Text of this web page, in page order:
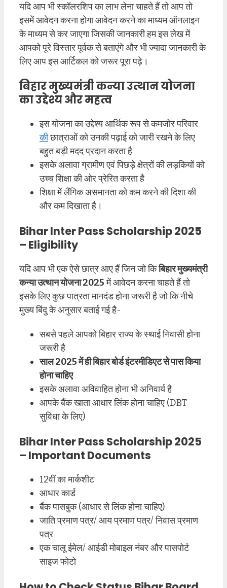
यदि आप भी स्कॉलरशिप का लाभ लेना चाहते हैं तो आप तो
इसमें आवेदन करना होगा आवेदन करने का माध्यम ऑनलाइन
के माध्यम से कर जाएगा जिसकी जानकारी हम इस लेख में
आपको पूरे विस्तार पूर्वक से बताएंगे और भी ज्यादा जानकारी के
लिए आप इस आर्टिकल को जरूर पूरा पढ़े।
बिहार मुख्यमंत्री कन्या उत्थान योजना
का उद्देश्य और महत्व
इस योजना का उद्देश्य आर्थिक रूप से कमजोर परिवार
कीछात्राओं को उनकी पढ़ाई को जारी रखने के लिए
बहुत बड़ी मदद प्रदान करता है
इसके अलावा ग्रामीण एवं पिछड़े क्षेत्रों की लड़कियों को
उच्च शिक्षा की ओर प्रेरित करता है
शिक्षा में लैंगिक असमानता को कम करने की दिशा की
और कम दिखाता है।
Bihar Inter Pass Scholarship 2025
– Eligibility
यदि आप भी एक ऐसे छात्र आए हैं जिन जो किबिहार मुख्यमंत्री
कन्या उत्थान योजना 2025में आवेदन करना चाहते हैं तो
इसके लिए कुछ पात्रता मानदंड होना जरूरी है जो कि नीचे
मुख्य बिंदु के अनुसार बताई गई है-
सबसे पहले आपको बिहार राज्य के स्थाई निवासी होना
जरूरी है
साल 2025 में ही बिहार बोर्ड इंटरमीडिएट से पास किया
होना चाहिए
इसके अलावा अविवाहित होना भी अनिवार्य है
आपके बैंक खाता आधार लिंक होना चाहिए (DBT
सुविधा के लिए)
Bihar Inter Pass Scholarship 2025
– Important Documents
12वीं का मार्कशीट
आधार कार्ड
बैंक पासबुक (आधार से लिंक होना चाहिए)
जाति प्रमाण पत्र/ आय प्रमाण पत्र/ निवास प्रमाण
पत्र
एक चालू ईमेल/ आईडी मोबाइल नंबर और पासपोर्ट
साइज फोटो